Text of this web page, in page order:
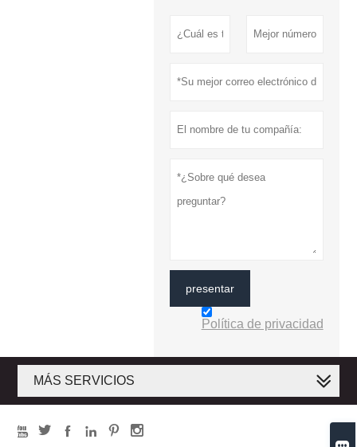
presentar
Política de privacidad
MÁS SERVICIOS
     